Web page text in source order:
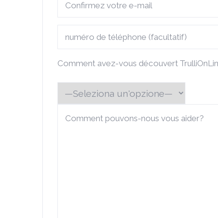
Comment avez-vous découvert